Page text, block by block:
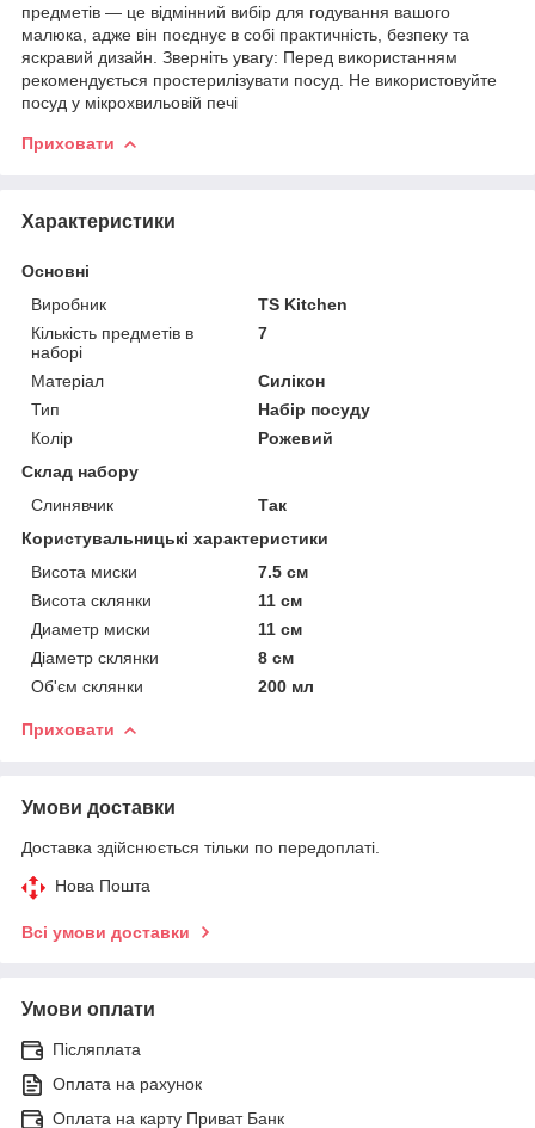
предметів — це відмінний вибір для годування вашого
малюка, адже він поєднує в собі практичність, безпеку та
яскравий дизайн. Зверніть увагу: Перед використанням
рекомендується простерилізувати посуд. Не використовуйте
посуд у мікрохвильовій печі
Приховати
Характеристики
Основні
Виробник
TS Kitchen
Кількість предметів в
наборі
7
Матеріал
Силікон
Тип
Набір посуду
Колір
Рожевий
Склад набору
Слинявчик
Так
Користувальницькі характеристики
Висота миски
7.5 см
Висота склянки
11 см
Диаметр миски
11 см
Діаметр склянки
8 см
Об'єм склянки
200 мл
Приховати
Умови доставки
Доставка здійснюється тільки по передоплаті.
Нова Пошта
Всі умови доставки
Умови оплати
Післяплата
Оплата на рахунок
Оплата на карту Приват Банк